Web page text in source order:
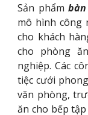
Sản phẩm
mô hình công
cho khách
cho phòng
nghiệp. Các
tiệc cưới
văn phòng,
ăn cho bếp